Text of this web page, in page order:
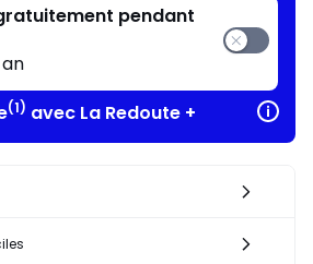
pendant
(1) avec La Redoute +